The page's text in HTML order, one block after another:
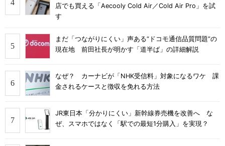
店でも買える「Aecooly Cold Air／Cold Air Pro」を試
す
まだ「つながりにくい」声ある“ドコモ通信品質問題”の
現在地 前田社長が明かす「道半ば」の詳細解説
なぜ？ カーナビが「NHK受信料」対象になるワケ 課
金されるケースと徴収を免れる方法
JR東日本「分かりにくい」新幹線券売機を改善へ な
ぜ、スマホではなく「駅での最短1分購入」を実現？